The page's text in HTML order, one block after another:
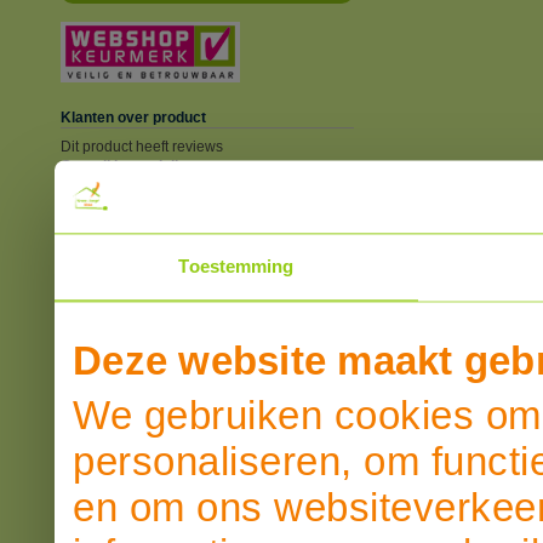
Toestemming
Deze website maakt
We gebruiken cookies
personaliseren, om
en om ons
Klanten over product
Dit product heeft reviews
Overall beoordeling
SCHRIJF EEN REVIEW